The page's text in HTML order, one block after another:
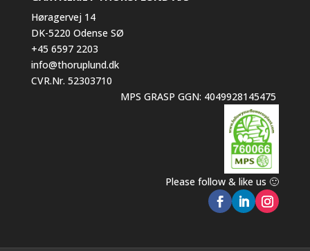
Høragervej 14
DK-5220 Odense SØ
+45 6597 2203
info@thoruplund.dk
CVR.Nr. 52303710
MPS GRASP GGN: 4049928145475
Please follow & like us 🙂